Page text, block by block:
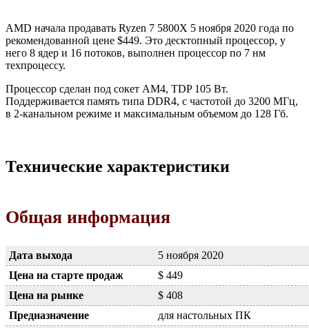
AMD начала продавать Ryzen 7 5800X 5 ноября 2020 года по
рекомендованной цене $449. Это десктопный процессор, у
него 8 ядер и 16 потоков, выполнен процессор по 7 нм
техпроцессу.
Процессор сделан под сокет AM4, TDP 105 Вт.
Поддерживается память типа DDR4, с частотой до 3200 МГц,
в 2-канальном режиме и максимальным объемом до 128 Гб.
Технические характеристики
Общая информация
Дата выхода
5 ноября 2020
Цена на старте продаж
$ 449
Цена на рынке
$ 408
Предназначение
для настольных ПК